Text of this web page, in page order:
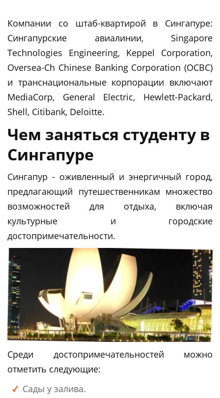
Компании со штаб-квартирой в Сингапуре:
Сингапурские авиалинии, Singapore
Technologies Engineering, Keppel Corporation,
Oversea-Ch Chinese Banking Corporation (OCBC)
и транснациональные корпорации включают
MediaCorp, General Electric, Hewlett-Packard,
Shell, Citibank, Deloitte.
Чем заняться студенту в
Сингапуре
Сингапур - оживленный и энергичный город,
предлагающий путешественникам множество
возможностей для отдыха, включая
культурные и городские
достопримечательности.
Среди достопримечательностей можно
отметить следующие:
Сады у залива.